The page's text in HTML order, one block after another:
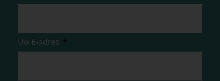
Uw E-adres